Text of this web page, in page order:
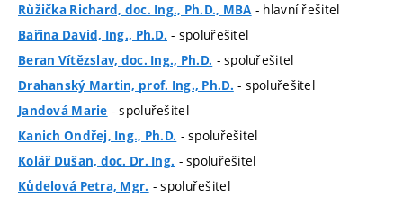
Růžička Richard, doc. Ing., Ph.D., MBA- hlavní řešitel
Bařina David, Ing., Ph.D. - spoluřešitel
Beran Vítězslav, doc. Ing., Ph.D. - spoluřešitel
Drahanský Martin, prof. Ing., Ph.D. - spoluřešitel
Jandová Marie - spoluřešitel
Kanich Ondřej, Ing., Ph.D. - spoluřešitel
Kolář Dušan, doc. Dr. Ing. - spoluřešitel
Kůdelová Petra, Mgr. - spoluřešitel